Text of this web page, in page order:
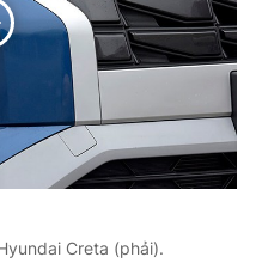
Creta (phải).